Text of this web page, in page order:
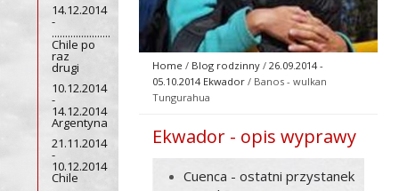
14.12.2014
-
......................
Chile po
raz
drugi
10.12.2014
-
14.12.2014
Argentyna
21.11.2014
-
10.12.2014
Chile
Home / Blog rodzinny /26.09.2014 -
05.10.2014 Ekwador / Banos - wulkan
Tungurahua
Ekwador - opis wyprawy
Cuenca - ostatni przystanek